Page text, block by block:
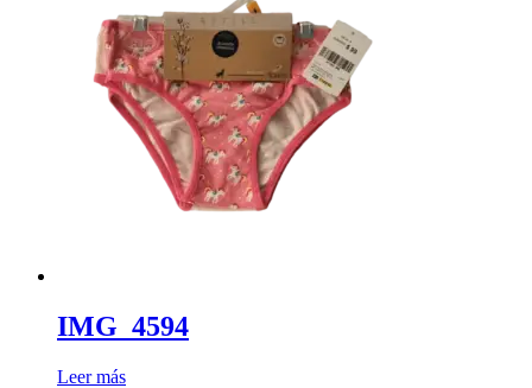
IMG_4594
Leer más